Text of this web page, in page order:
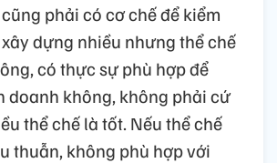
phải có cơ chế để kiểm
dựng nhiều nhưng thể chế
có thực sự phù hợp để
doanh không, không phải cứ
thể chế là tốt. Nếu thể chế
thuẫn, không phù hợp với